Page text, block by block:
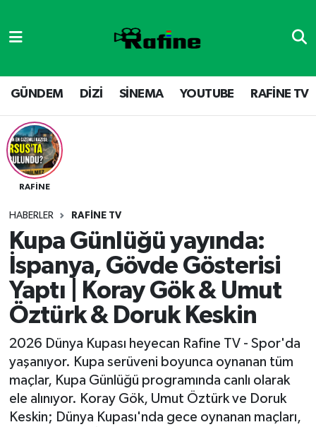
GÜNDEM DİZİ SİNEMA YOUTUBE RAFİNE TV
RAFİNE
HABERLER RAFİNE TV
Kupa Günlüğü yayında:
İspanya, Gövde Gösterisi
Yaptı | Koray Gök & Umut
Öztürk & Doruk Keskin
2026 Dünya Kupası heyecan Rafine TV - Spor'da
yaşanıyor. Kupa serüveni boyunca oynanan tüm
maçlar, Kupa Günlüğü programında canlı olarak
ele alınıyor. Koray Gök, Umut Öztürk ve Doruk
Keskin; Dünya Kupası'nda gece oynanan maçları,
DİZİ
SİNEMA
YOUTUBE
GÜNDEM
RAFİNE TV
SİNEMA
YOUTUBE
Hava Durumu
Namaz Vakitleri
Trafik Durumu
Tüm Manşetler
Son Dakika Haberleri
Haber Arşivi